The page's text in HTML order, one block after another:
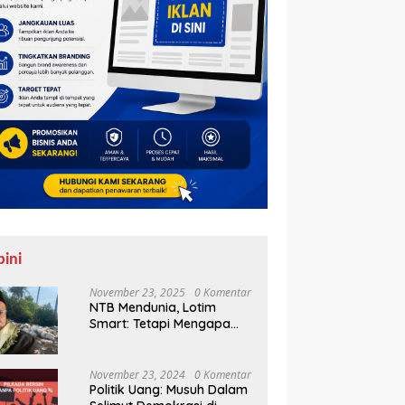
November 23, 2025 0 Komentar
NTB Mendunia, Lotim
Smart: Tetapi Mengapa
November 23, 2024 0 Komentar
Politik Uang: Musuh Dalam